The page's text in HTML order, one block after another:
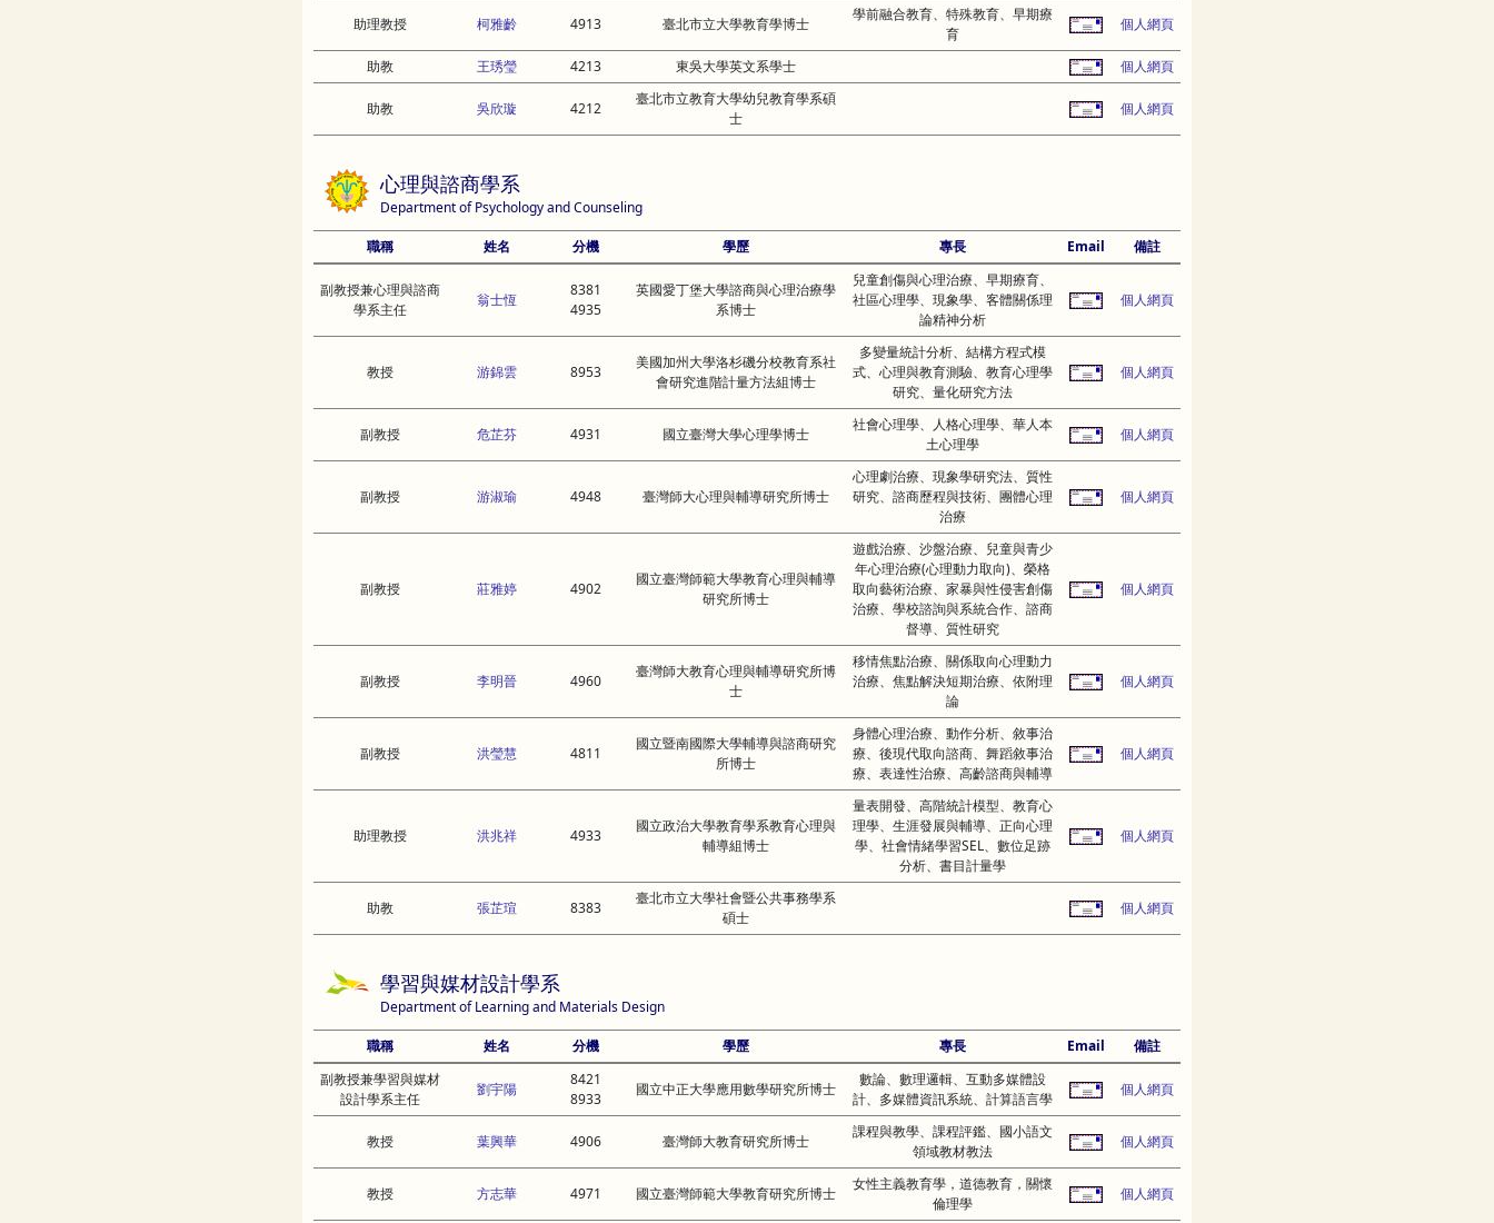
助理教授 柯雅齡 4913 臺北市立大學教育學博士
學前融合教育、特殊教育、早期療
育
個人網頁
助教 王琇瑩 4213 東吳大學英文系學士 個人網頁
助教 吳欣璇 4212
臺北市立教育大學幼兒教育學系碩
士
個人網頁
心理與諮商學系
Department of Psychology and Counseling
職稱 姓名 分機 學歷 專長 Email 備註
副教授兼心理與諮商
學系主任
翁士恆
8381
4935
英國愛丁堡大學諮商與心理治療學
系博士
兒童創傷與心理治療、早期療育、
社區心理學、現象學、客體關係理
論精神分析
個人網頁
教授 游錦雲 8953
美國加州大學洛杉磯分校教育系社
會研究進階計量方法組博士
多變量統計分析、結構方程式模
式、心理與教育測驗、教育心理學
研究、量化研究方法
個人網頁
副教授 危芷芬 4931 國立臺灣大學心理學博士
社會心理學、人格心理學、華人本
土心理學
個人網頁
副教授 游淑瑜 4948 臺灣師大心理與輔導研究所博士
心理劇治療、現象學研究法、質性
研究、諮商歷程與技術、團體心理
治療
個人網頁
副教授 莊雅婷 4902
國立臺灣師範大學教育心理與輔導
研究所博士
遊戲治療、沙盤治療、兒童與青少
年心理治療(心理動力取向)、榮格
取向藝術治療、家暴與性侵害創傷
治療、學校諮詢與系統合作、諮商
督導、質性研究
個人網頁
副教授 李明晉 4960
臺灣師大教育心理與輔導研究所博
士
移情焦點治療、關係取向心理動力
治療、焦點解決短期治療、依附理
論
個人網頁
副教授 洪瑩慧 4811
國立暨南國際大學輔導與諮商研究
所博士
身體心理治療、動作分析、敘事治
療、後現代取向諮商、舞蹈敘事治
療、表達性治療、高齡諮商與輔導
個人網頁
助理教授 洪兆祥 4933
國立政治大學教育學系教育心理與
輔導組博士
量表開發、高階統計模型、教育心
理學、生涯發展與輔導、正向心理
學、社會情緒學習SEL、數位足跡
分析、書目計量學
個人網頁
助教 張芷瑄 8383
臺北市立大學社會暨公共事務學系
碩士
個人網頁
學習與媒材設計學系
Department of Learning and Materials Design
職稱 姓名 分機 學歷 專長 Email
備註
副教授兼學習與媒材
設計學系主任
劉宇陽
8421
8933
國立中正大學應用數學研究所博士
數論、數理邏輯、互動多媒體設
計、多媒體資訊系統、計算語言學
個人網頁
教授 葉興華 4906 臺灣師大教育研究所博士
課程與教學、課程評鑑、國小語文
領域教材教法
個人網頁
教授 方志華 4971 國立臺灣師範大學教育研究所博士
女性主義教育學，道德教育，關懷
倫理學
個人網頁